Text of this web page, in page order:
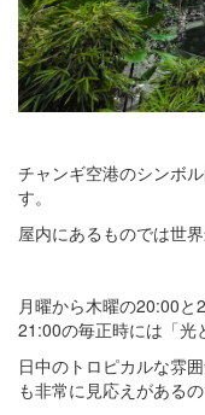
チャンギ空港のシンボ
す。
屋内にあるものでは世界
月曜から木曜の20:00
21:00の毎正時には「光
日中のトロピカルな雰
も非常に見応えがあるの